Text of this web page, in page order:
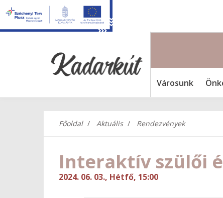
Városunk
Főoldal Aktuális Rendezvények
Interaktív szülői
2024. 06. 03., Hétfő, 15:00